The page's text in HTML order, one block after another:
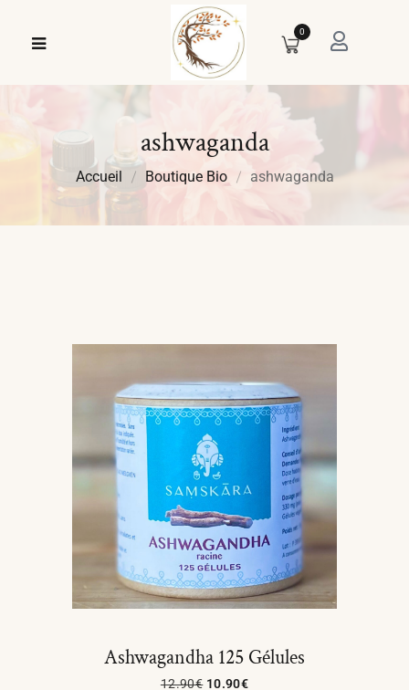
0
ashwaganda
Accueil Boutique Bio ashwaganda
Ashwagandha 125 Gélules
12.90€ 10.90€